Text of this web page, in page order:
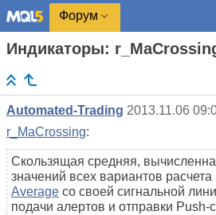
Форум
Индикаторы:
Automated-Trading 2013.11.06
r_MaСrossing:
Скользящая средняя,
значений всех вариантов расчета
Average со своей сигнальной
подачи алертов и отправки